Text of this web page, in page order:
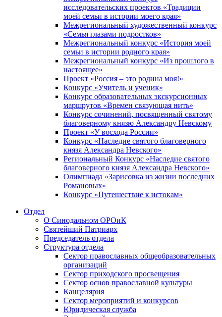
исследовательских проектов «Традиции
моей семьи в истории моего края»
Межрегиональный художественный конкурс
«Семья глазами подростков»
Межрегиональный конкурс «История моей
семьи в истории родного края»
Межрегиональный конкурс «Из прошлого в
настоящее»
Проект «Россия – это родина моя!»
Конкурс «Учитель и ученик»
Конкурс образовательных экскурсионных
маршрутов «Времен связующая нить»
Конкурс сочинений, посвященный святому
благоверному князю Александру Невскому
Проект «У восхода России»
Конкурс «Наследие святого благоверного
князя Александра Невского»
Региональный Конкурс «Наследие святого
благоверного князя Александра Невского»
Олимпиада «Зарисовка из жизни последних
Романовых»
Конкурс «Путешествие к истокам»
Отдел
О Синодальном ОРОиК
Святейший Патриарх
Председатель отдела
Структура отдела
Сектор православных общеобразовательных
организаций
Сектор приходского просвещения
Сектор основ православной культуры
Канцелярия
Сектор мероприятий и конкурсов
Юридическая служба